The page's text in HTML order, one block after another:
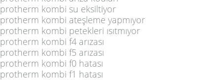
protherm kombi su eksiltiyor
protherm kombi ateşleme yapmıyor
protherm kombi petekleri ısıtmıyor
protherm kombi f4 arızası
protherm kombi f5 arızası
protherm kombi f0 hatası
protherm kombi f1 hatası